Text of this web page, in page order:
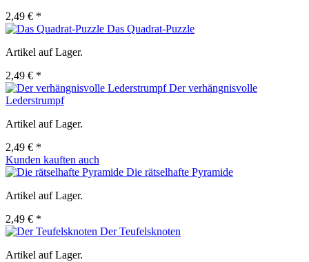
2,49 € *
Das Quadrat-Puzzle
Artikel auf Lager.
2,49 € *
Der verhängnisvolle
Lederstrumpf
Artikel auf Lager.
2,49 € *
Kunden kauften auch
Die rätselhafte Pyramide
Artikel auf Lager.
2,49 € *
Der Teufelsknoten
Artikel auf Lager.